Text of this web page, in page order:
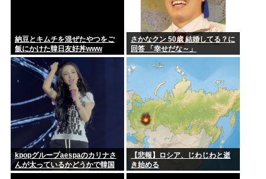
納豆とキムチを混ぜたやつをご
飯にかけた韓日友好丼www
さかなクン 50歳 結婚してる？に
回答 「幸せだな～」
kpopグループaespaのカリナさ
んが太っているかどうかで韓国
SNSが大論争に…！！！
【悲報】ロシア、じわじわと逝
き始める